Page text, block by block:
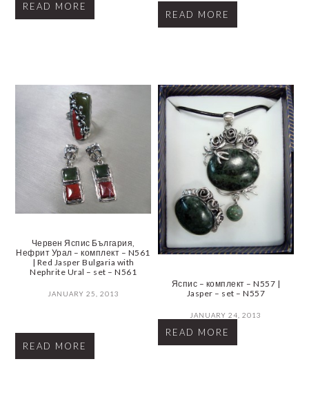
READ MORE
READ MORE
Червен Яспис България,
Нефрит Урал – комплект – N561
| Red Jasper Bulgaria with
Nephrite Ural – set – N561
JANUARY 25, 2013
READ MORE
Яспис – комплект – N557 |
Jasper – set – N557
JANUARY 24, 2013
READ MORE